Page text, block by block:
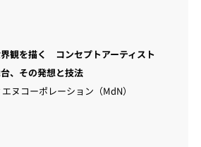
観を描く コンセプトアーティスト
、その発想と技法
ディエヌコーポレーション（MdN）